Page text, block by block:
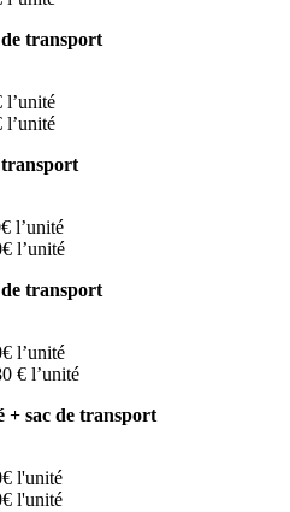
transport
l’unité
l’unité
transport
l’unité
l’unité
transport
l’unité
€ l’unité
+ sac de transport
l'unité
l'unité